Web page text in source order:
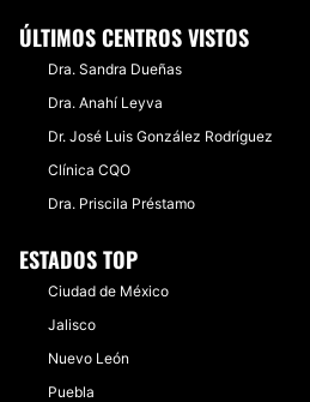
ÚLTIMOS CENTROS VISTOS
Dra. Sandra Dueñas
Dra. Anahí Leyva
Dr. José Luis González Rodríguez
Clínica CQO
Dra. Priscila Préstamo
ESTADOS TOP
Ciudad de México
Jalisco
Nuevo León
Puebla